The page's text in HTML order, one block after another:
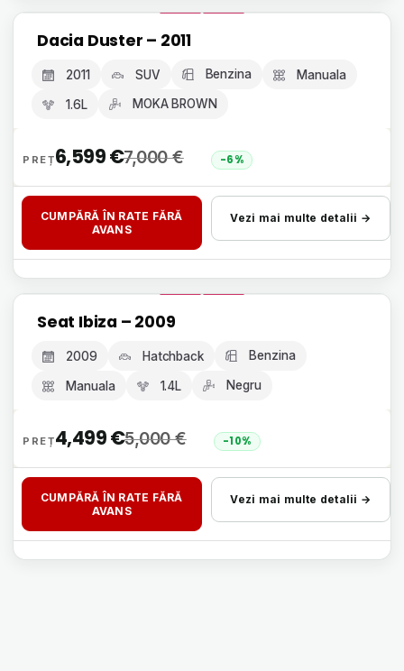
GARANȚIE 12 LUNI
Dacia Duster – 2011
2011 SUV Benzina Manuala
1.6L MOKA BROWN
7,000€
6,599€ -6%
CUMPĂRĂ ÎN RATE FĂRĂ
AVANS
Vezi mai multe detalii →
GARANȚIE 12 LUNI
Seat Ibiza – 2009
2009 Hatchback Benzina
Manuala 1.4L Negru
5,000€
4,499€ -10%
CUMPĂRĂ ÎN RATE FĂRĂ
AVANS
Vezi mai multe detalii →